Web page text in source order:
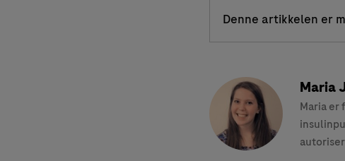
Denne artikkelen er
Maria
Maria er